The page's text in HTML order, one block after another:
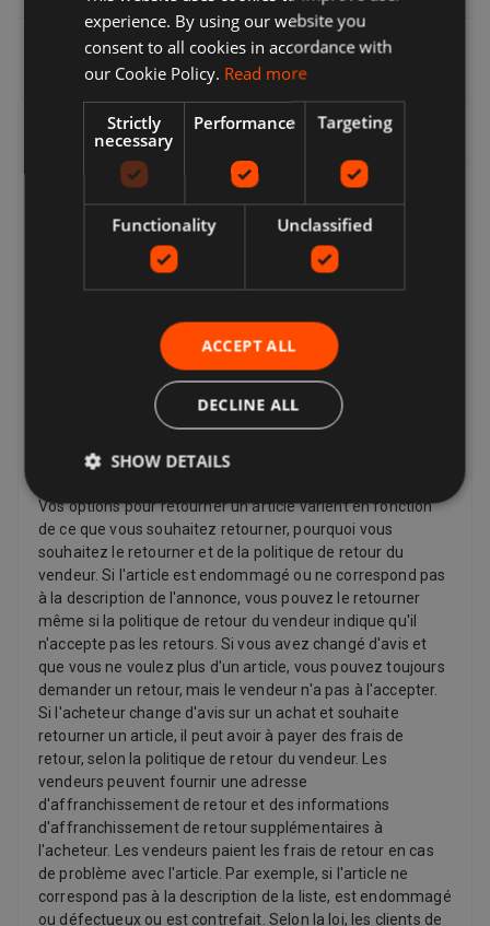
Livraison, retours et remboursements
Les vendeurs proposent une gamme d'options de
livraison, vous pouvez donc choisir celle qui vous convient
d'affranchissement et la date de livraison estimée dans
une liste de vendeur. Vous pourrez alors voir une liste
complète des options de livraison lors du paiement. Ceux-
ci peuvent inclure: livraison express, livraison standard,
livraison économique, Click & Collect, collecte locale
Retour
Vos options pour retourner un article varient en fonction
de ce que vous souhaitez retourner, pourquoi vous
souhaitez le retourner et de la politique de retour du
vendeur. Si l'article est endommagé ou ne correspond pas
à la description de l'annonce, vous pouvez le retourner
même si la politique de retour du vendeur indique qu'il
n'accepte pas les retours. Si vous avez changé d'avis et
que vous ne voulez plus d'un article, vous pouvez toujours
demander un retour, mais le vendeur n'a pas à l'accepter.
Si l'acheteur change d'avis sur un achat et souhaite
retourner un article, il peut avoir à payer des frais de
retour, selon la politique de retour du vendeur. Les
vendeurs peuvent fournir une adresse
d'affranchissement de retour et des informations
d'affranchissement de retour supplémentaires à
l'acheteur. Les vendeurs paient les frais de retour en cas
de problème avec l'article. Par exemple, si l'article ne
correspond pas à la description de la liste, est endommagé
ou défectueux ou est contrefait. Selon la loi, les clients de
experience. By using our website you
consent to all cookies in accordance with
our Cookie Policy. Read more
Strictly
necessary
Performance Targeting
Functionality Unclassified
ACCEPT ALL
DECLINE ALL
SHOW DETAILS